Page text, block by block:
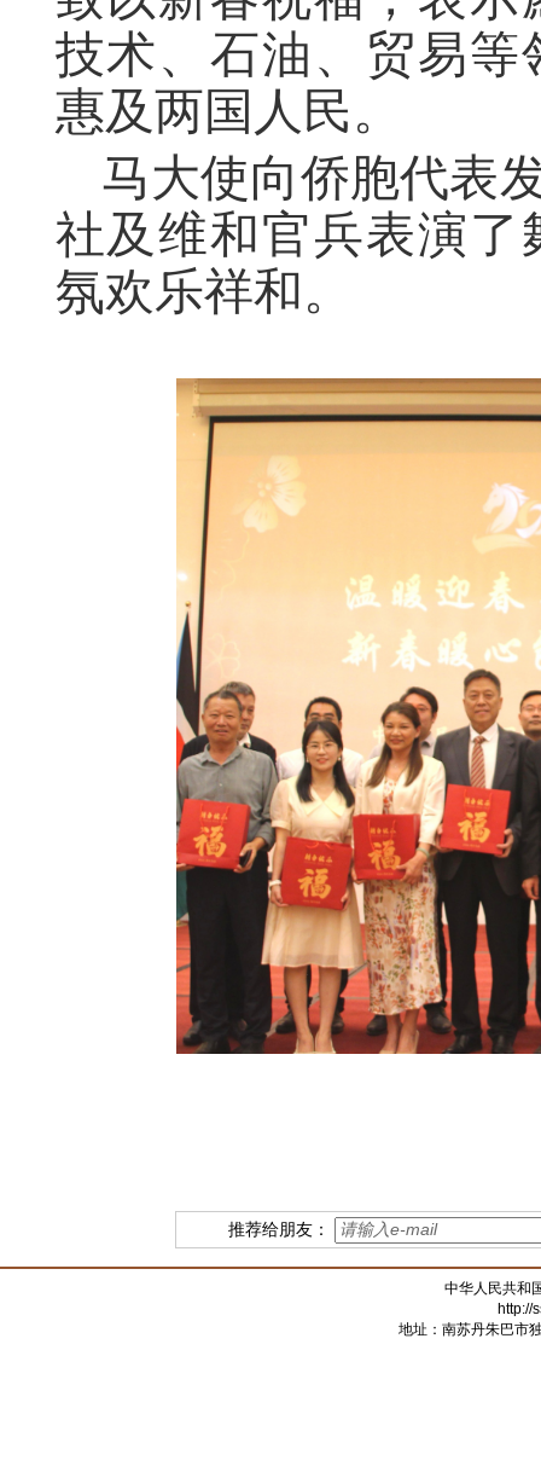
技术、石油、贸易
惠及两国人民。
马大使向侨胞代表
社及维和官兵表演
氛欢乐祥和。
推荐给朋友：
中华人民共和
http://
地址：南苏丹朱巴市